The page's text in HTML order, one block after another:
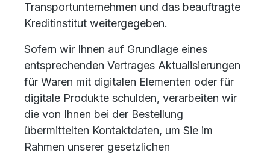
Transportunternehmen und das beauftragte
Kreditinstitut weitergegeben.
Sofern wir Ihnen auf Grundlage eines
entsprechenden Vertrages Aktualisierungen
für Waren mit digitalen Elementen oder für
digitale Produkte schulden, verarbeiten wir
die von Ihnen bei der Bestellung
übermittelten Kontaktdaten, um Sie im
Rahmen unserer gesetzlichen